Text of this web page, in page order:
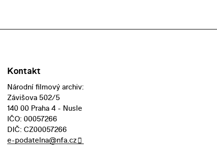
Kontakt
Národní filmový archiv:
Závišova 502/5
140 00 Praha 4 - Nusle
IČO: 00057266
DIČ: CZ00057266
e-podatelna@nfa.cz